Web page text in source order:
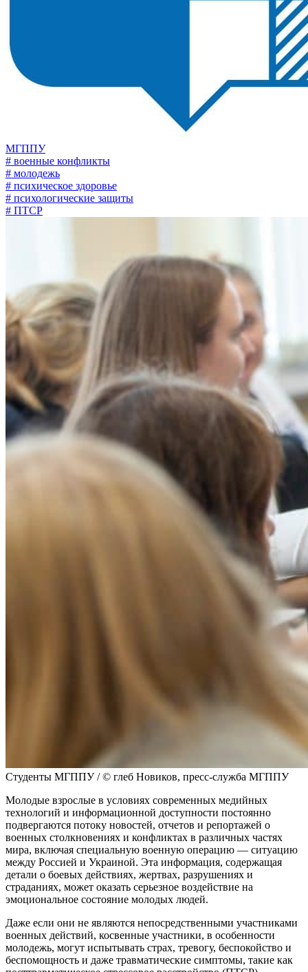
МГППУ
# военные конфликты
# молодежь
# психическое здоровье
# психологические защиты
# ПТСР
Студенты МГППУ / © глеб Новиков, пресс-служба МГППУ
Молодые взрослые в условиях современных медийных
технологий и информационной доступности постоянно
подвергаются потоку новостей, отчетов и репортажей о
военных столкновениях и конфликтах в различных частях
мира, включая специальную военную операцию — ситуацию
между Россией и Украиной. Эта информация, содержащая
детали о боевых действиях, жертвах, разрушениях и
страданиях, может оказать серьезное воздействие на
эмоциональное состояние молодых людей.
Даже если они не являются непосредственными участниками
военных действий, косвенные участники, в особенности
молодежь, могут испытывать страх, тревогу, беспокойство и
беспомощность и даже травматические симптомы, такие как